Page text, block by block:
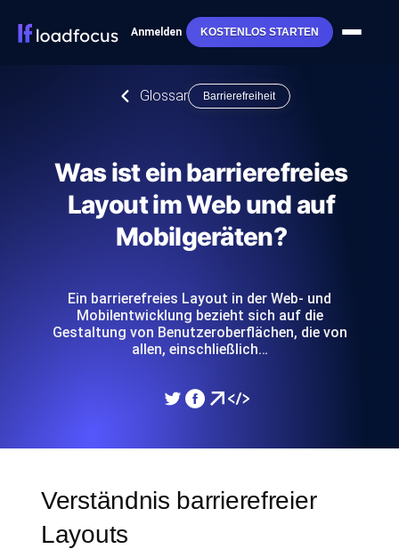
Anmelden KOSTENLOS STARTEN
Glossar Barrierefreiheit
Was ist ein barrierefreies
Layout im Web und auf
Mobilgeräten?
Ein barrierefreies Layout in der Web- und
Mobilentwicklung bezieht sich auf die
Gestaltung von Benutzeroberflächen, die von
allen, einschließlich…
Verständnis barrierefreier
Layouts